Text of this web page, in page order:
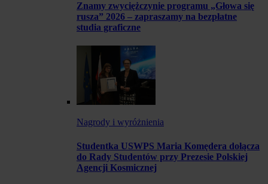
Znamy zwyciężczynie programu „Głowa się
rusza” 2026 – zapraszamy na bezpłatne
studia graficzne
Nagrody i wyróżnienia
Studentka USWPS Maria Komędera dołącza
do Rady Studentów przy Prezesie Polskiej
Agencji Kosmicznej